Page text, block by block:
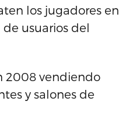
los jugadores en
usuarios del
2008 vendiendo
y salones de